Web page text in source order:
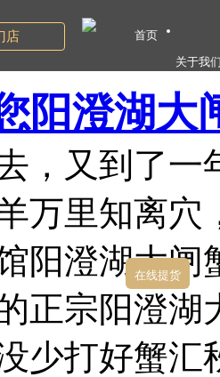
阳澄湖大
，又到了
万里知离穴
阳澄湖大
正宗阳澄湖
少打好蟹汇
店
首页
关于我
在线提货